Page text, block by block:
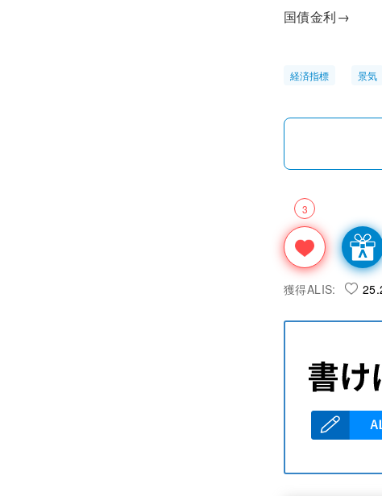
国債金利→
経済指標 景気
3
獲得ALIS: